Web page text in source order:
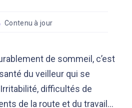
Contenu à jour
de sommeil, c’est
du veilleur qui se
difficultés de
de la route et du travail…